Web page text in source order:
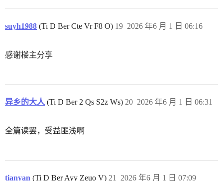
suyh1988 (Ti D Ber Cte Vr F8 O) 2026 年6 月 1 日 06:16
19
感谢楼主分享
异乡的大人 (Ti D Ber 2 Qs S2z Ws) 2026 年6 月 1 日 06:31
20
全篇读罢，受益匪浅啊
tianyan (Ti D Ber Ayy Zeuo V) 2026 年6 月 1 日 07:09
21